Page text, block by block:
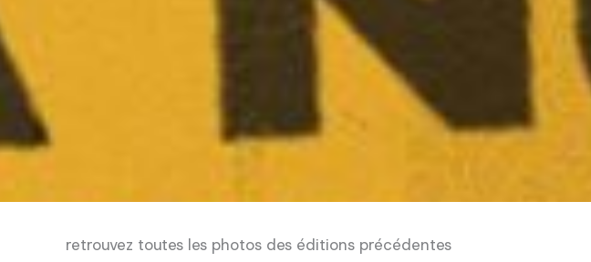
retrouvez toutes les photos des éditions précédentes